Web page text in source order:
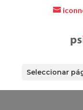
Seleccionar